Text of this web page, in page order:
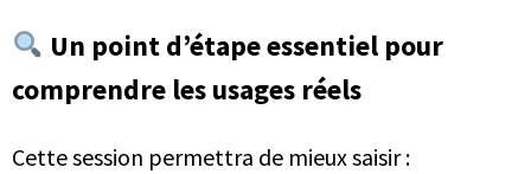
Un point d’étape essentiel pour
comprendre les usages réels
Cette session permettra de mieux saisir :